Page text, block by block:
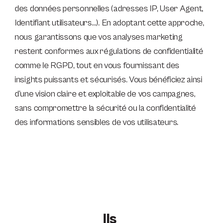
des données personnelles (adresses IP, User Agent,
Identifiant utilisateurs…). En adoptant cette approche,
nous garantissons que vos analyses marketing
restent conformes aux régulations de confidentialité
comme le RGPD, tout en vous fournissant des
insights puissants et sécurisés. Vous bénéficiez ainsi
d’une vision claire et exploitable de vos campagnes,
sans compromettre la sécurité ou la confidentialité
des informations sensibles de vos utilisateurs.
Ils